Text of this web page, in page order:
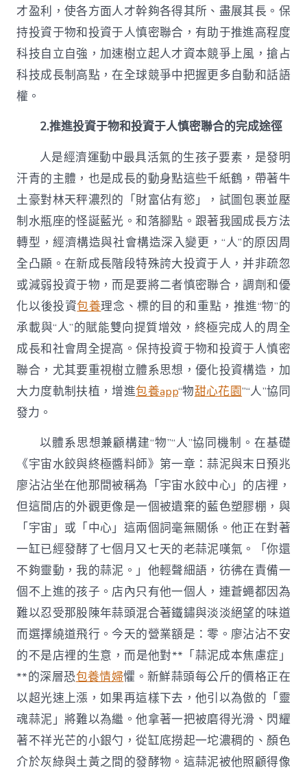
才盈利，使各方面人才幹夠各得其所、盡展其長。保
持投資于物和投資于人慎密聯合，有助于推進高程度
科技自立自強，加速樹立起人才資本競爭上風，搶占
科技成長制高點，在全球競爭中把握更多自動和話語
權。
2.推進投資于物和投資于人慎密聯合的完成途徑
人是經濟運動中最具活氣的生孩子要素，是發明
汗青的主體，也是成長的動身點這些千紙鶴，帶著牛
土豪對林天秤濃烈的「財富佔有慾」，試圖包裹並壓
制水瓶座的怪誕藍光。和落腳點。跟著我國成長方法
轉型，經濟構造與社會構造深入變更，“人”的原因周
全凸顯。在新成長階段特殊誇大投資于人，并非疏忽
或減弱投資于物，而是要將二者慎密聯合，調劑和優
化以後投資包養理念、標的目的和重點，推進“物”的
承載與“人”的賦能雙向提質增效，終極完成人的周全
成長和社會周全提高。保持投資于物和投資于人慎密
聯合，尤其要重視樹立體系思想，優化投資構造，加
大力度軌制扶植，增進包養app“物甜心花園”“人”協同
發力。
以體系思想兼顧構建“物”“人”協同機制。在基礎
《宇宙水餃與終極醬料師》第一章：蒜泥與末日預兆
廖沾沾坐在他那間被稱為「宇宙水餃中心」的店裡，
但這間店的外觀更像是一個被遺棄的藍色塑膠棚，與
「宇宙」或「中心」這兩個詞毫無關係。他正在對著
一缸已經發酵了七個月又七天的老蒜泥嘆氣。「你還
不夠靈動，我的蒜泥。」他輕聲細語，彷彿在責備一
個不上進的孩子。店內只有他一個人，連蒼蠅都因為
難以忍受那股陳年蒜頭混合著鐵鏽與淡淡絕望的味道
而選擇繞道飛行。今天的營業額是：零。廖沾沾不安
的不是店裡的生意，而是他對**「蒜泥成本焦慮症」
**的深層恐包養情婦懼。新鮮蒜頭每公斤的價格正在
以超光速上漲，如果再這樣下去，他引以為傲的「靈
魂蒜泥」將難以為繼。他拿著一把被磨得光滑、閃耀
著不祥光芒的小銀勺，從缸底撈起一坨濃稠的、顏色
介於灰綠與土黃之間的發酵物。這蒜泥被他照顧得像